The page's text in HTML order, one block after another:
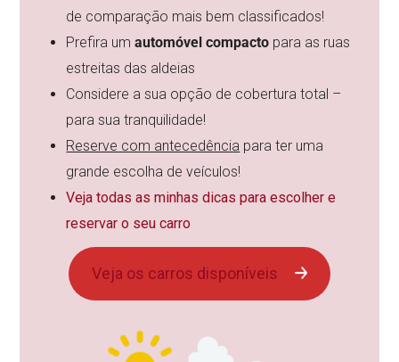
de comparação mais bem classificados!
Prefira umautomóvel compacto para as ruas
estreitas das aldeias
Considere a sua opção de cobertura total –
para sua tranquilidade!
Reserve com antecedência para ter uma
grande escolha de veículos!
Veja todas as minhas dicas para escolher e
reservar o seu carro
Veja os carros disponíveis